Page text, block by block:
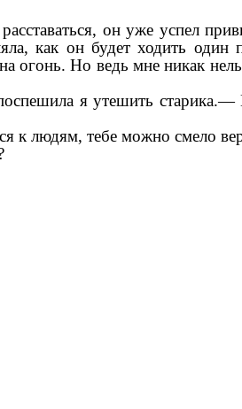
он уже успел
как он будет ходить
огонь. Но ведь мне никак
я утешить старика.—
к людям, тебе можно смело